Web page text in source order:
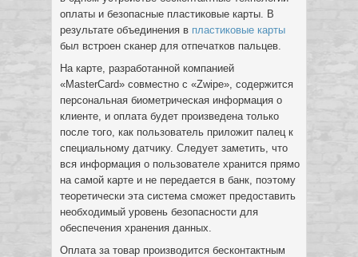
оплаты и безопасные пластиковые карты. В
результате объединения в пластиковые карты
был встроен сканер для отпечатков пальцев.
На карте, разработанной компанией
«MasterCard» совместно с «Zwipe», содержится
персональная биометрическая информация о
клиенте, и оплата будет произведена только
после того, как пользователь приложит палец к
специальному датчику. Следует заметить, что
вся информация о пользователе хранится прямо
на самой карте и не передается в банк, поэтому
теоретически эта система сможет предоставить
необходимый уровень безопасности для
обеспечения хранения данных.
Оплата за товар производится бесконтактным